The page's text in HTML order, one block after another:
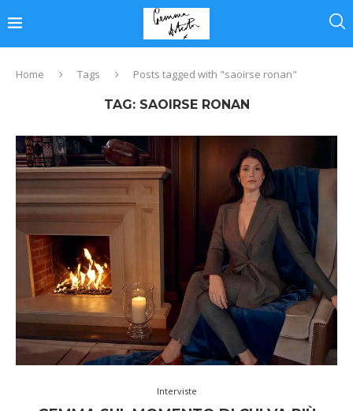
Home Tags Posts tagged with "saoirse ronan"
TAG: SAOIRSE RONAN
Interviste